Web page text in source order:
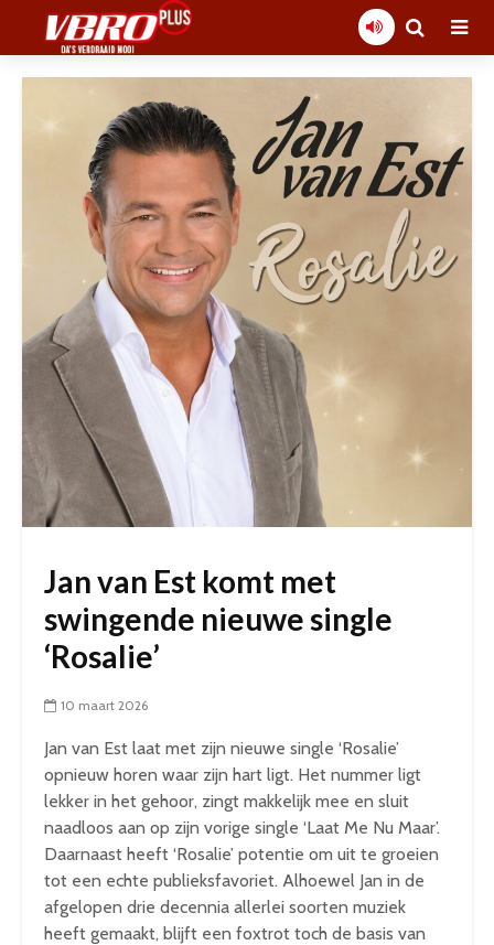
Jan van Est komt met
swingende nieuwe single
‘Rosalie’
10 maart 2026
Jan van Est laat met zijn nieuwe single ‘Rosalie’
opnieuw horen waar zijn hart ligt. Het nummer ligt
lekker in het gehoor, zingt makkelijk mee en sluit
naadloos aan op zijn vorige single ‘Laat Me Nu Maar’.
Daarnaast heeft ‘Rosalie’ potentie om uit te groeien
tot een echte publieksfavoriet. Alhoewel Jan in de
afgelopen drie decennia allerlei soorten muziek
heeft gemaakt, blijft een foxtrot toch de basis van